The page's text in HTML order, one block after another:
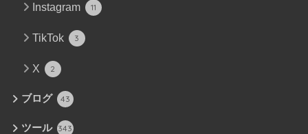
Instagram 11
TikTok 3
X 2
ブログ 43
ツール 343